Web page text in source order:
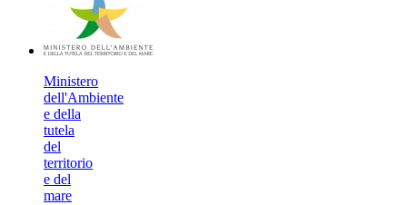
Ministero
dell'Ambiente
e della
tutela
del
territorio
e del
mare